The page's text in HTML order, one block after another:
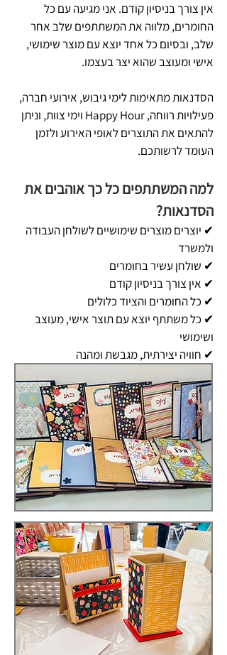
אין צורך בניסיון קודם. אני מגיעה עם כל
החומרים, מלווה את המשתתפים שלב אחר
שלב, ובסיום כל אחד יוצא עם מוצר שימושי,
אישי ומעוצב שהוא יצר בעצמו.
הסדנאות מתאימות לימי גיבוש, אירועי חברה,
פעילויות רווחה, Happy Hour וימי צוות, וניתן
להתאים את התוצרים לאופי האירוע ולזמן
העומד לרשותכם.
למה המשתתפים כל כך אוהבים את
הסדנאות?
✔ יוצרים מוצרים שימושיים לשולחן העבודה
ולמשרד
✔ שולחן עשיר בחומרים
✔ אין צורך בניסיון קודם
✔ כל החומרים והציוד כלולים
✔ כל משתתף יוצא עם תוצר אישי, מעוצב
ושימושי
✔ חוויה יצירתית, מגבשת ומהנה